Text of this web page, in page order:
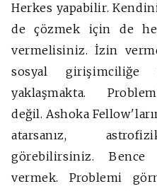
Herkes yapabilir.
de çözmek için de
vermelisiniz. İzin
sosyal girişimciliğe
yaklaşmakta.
değil. Ashoka
atarsanız,
görebilirsiniz.
vermek. Problemi